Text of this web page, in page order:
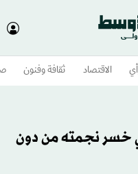
الاقتصاد ثقافة وفنون
خسر نجمته من دون